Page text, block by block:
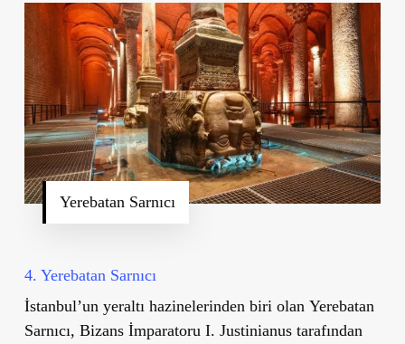
Yerebatan Sarnıcı
4. Yerebatan Sarnıcı
İstanbul’un yeraltı hazinelerinden biri olan Yerebatan
Sarnıcı, Bizans İmparatoru I. Justinianus tarafından